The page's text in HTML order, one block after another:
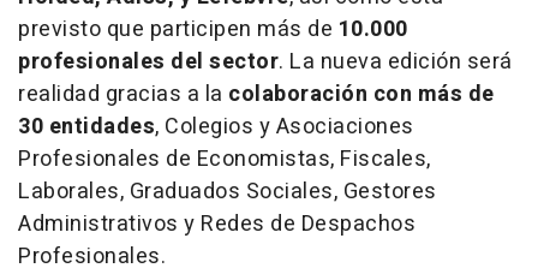
previsto que participen más de 10.000
profesionales del sector. La nueva edición será
realidad gracias a la colaboración con más de
30 entidades, Colegios y Asociaciones
Profesionales de Economistas, Fiscales,
Laborales, Graduados Sociales, Gestores
Administrativos y Redes de Despachos
Profesionales.